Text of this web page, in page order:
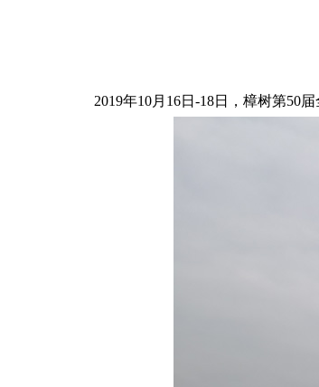
2019年10月16日-18日，樟树第50